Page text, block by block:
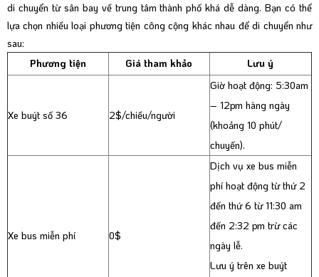
di chuyển từ sân bay về trung tâm thành phố khá dễ dàng. Bạn có thể
lựa chọn nhiều loại phương tiện công cộng khác nhau để di chuyển như
sau:
Phương tiện
Giá tham khảo Lưu ý
Xe buýt số 36 2$/chiều/người
Giờ hoạt động: 5:30am
– 12pm hàng ngày
(khoảng 10 phút/
chuyến).
Xe bus miễn phí 0$
Dịch vụ xe bus miễn
phí hoạt động từ thứ 2
đến thứ 6 từ 11:30 am
đến 2:32 pm trừ các
ngày lễ.
Lưu ý trên xe buýt